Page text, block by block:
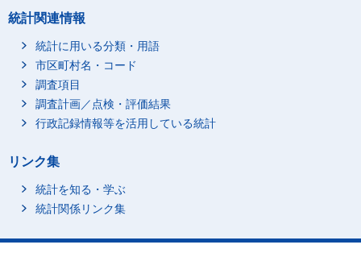
統計関連情報
統計に用いる分類・用語
市区町村名・コード
調査項目
調査計画／点検・評価結果
行政記録情報等を活用している統計
リンク集
統計を知る・学ぶ
統計関係リンク集